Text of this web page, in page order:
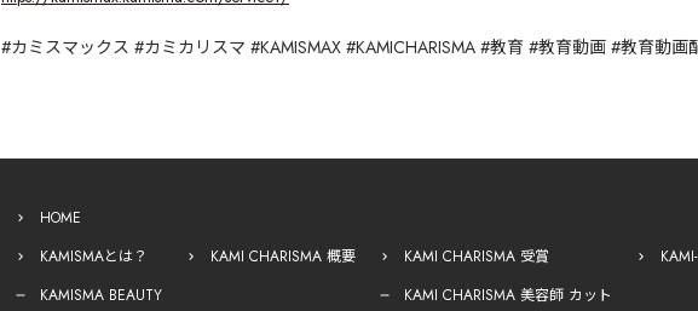
#カミスマックス #カミカリスマ #KAMISMAX #KAMICHARISMA #教育 #教育動画 #教育動画
HOME
KAMISMAとは？
KAMISMA BEAUTY
KAMI CHARISMA 概要
KAMI CHARISMA 受賞
KAMI CHARISMA 美容師 カット